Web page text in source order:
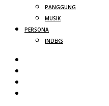
PANGGUNG
MUSIK
PERSONA
INDEKS